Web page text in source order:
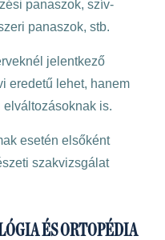
panaszok, szív-
panaszok, stb.
jelentkező
eredetű lehet, hanem
is.
esetén elsőként
szakvizsgálat
ÉS ORTOPÉDIA